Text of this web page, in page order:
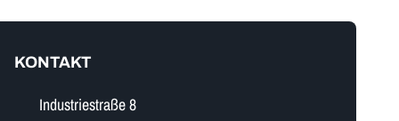
KONTAKT
Industriestraße 8